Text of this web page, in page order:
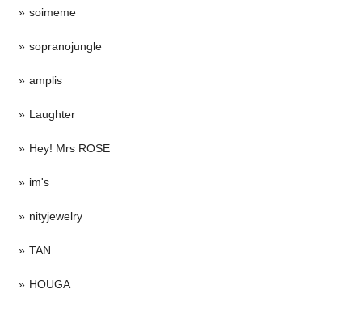
soimeme
sopranojungle
amplis
Laughter
Hey! Mrs ROSE
im's
nityjewelry
TAN
HOUGA